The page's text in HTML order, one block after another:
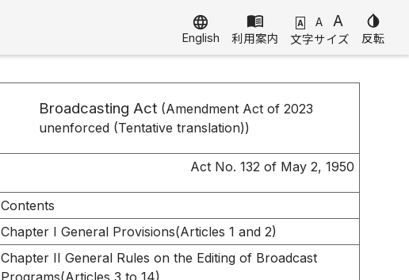
language
English
menu_book
利用案内
A A A
文字サイズ
invert_colors
反転
Broadcasting Act (Amendment Act of 2023
unenforced (Tentative translation))
Act No. 132 of May 2, 1950
Contents
Chapter I General Provisions(Articles 1 and 2)
Chapter II General Rules on the Editing of Broadcast